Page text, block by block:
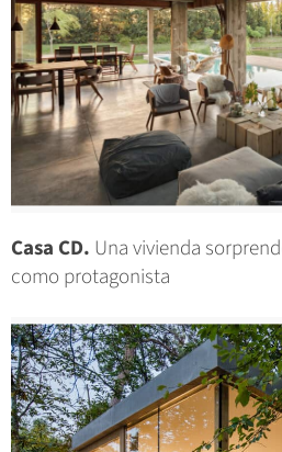
Casa CD. Una vivienda
como protagonista